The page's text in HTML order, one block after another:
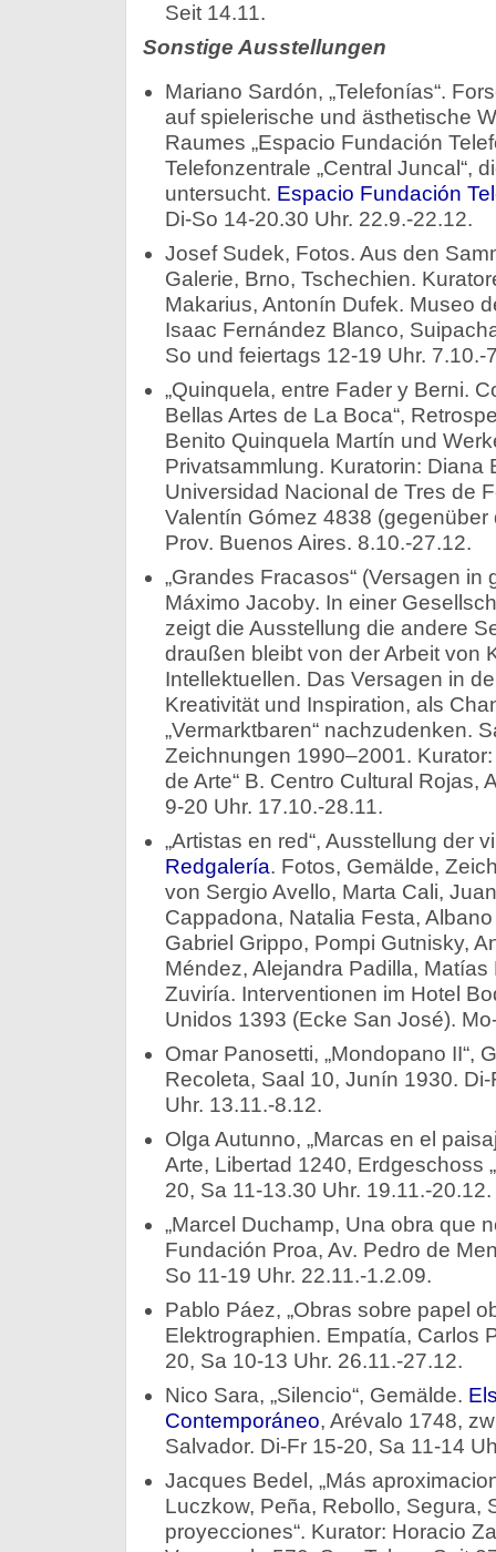
Seit 14.11.
Sonstige Ausstellungen
Mariano Sardón, „Telefonías“.
auf spielerische und ästhetische
Raumes „Espacio Fundación
Telefonzentrale „Central Juncal“,
untersucht. Espacio Fundación
Di-So 14-20.30 Uhr. 22.9.-22.12.
Josef Sudek, Fotos. Aus den
Galerie, Brno, Tschechien.
Makarius, Antonín Dufek. Museo
Isaac Fernández Blanco,
So und feiertags 12-19 Uhr. 7.10.-
„Quinquela, entre Fader y Berni.
Bellas Artes de La Boca“,
Benito Quinquela Martín und
Privatsammlung. Kuratorin: Diana
Universidad Nacional de Tres de
Valentín Gómez 4838
Prov. Buenos Aires. 8.10.-27.12.
„Grandes Fracasos“ (Versagen in
Máximo Jacoby. In einer
zeigt die Ausstellung die andere
draußen bleibt von der Arbeit von
Intellektuellen. Das Versagen in
Kreativität und Inspiration, als
„Vermarktbaren“ nachzudenken.
Zeichnungen 1990–2001.
de Arte“ B. Centro Cultural Rojas,
9-20 Uhr. 17.10.-28.11.
„Artistas en red“, Ausstellung der
Redgalería. Fotos, Gemälde,
von Sergio Avello, Marta Cali,
Cappadona, Natalia Festa,
Gabriel Grippo, Pompi Gutnisky,
Méndez, Alejandra Padilla,
Zuviría. Interventionen im Hotel
Unidos 1393 (Ecke San José).
Omar Panosetti, „Mondopano II“,
Recoleta, Saal 10, Junín 1930.
Uhr. 13.11.-8.12.
Olga Autunno, „Marcas en el
Arte, Libertad 1240, Erdgeschoss
20, Sa 11-13.30 Uhr. 19.11.-20.12.
„Marcel Duchamp, Una obra que
Fundación Proa, Av. Pedro de
So 11-19 Uhr. 22.11.-1.2.09.
Pablo Páez, „Obras sobre papel
Elektrographien. Empatía, Carlos
20, Sa 10-13 Uhr. 26.11.-27.12.
Nico Sara, „Silencio“, Gemälde.
Contemporáneo, Arévalo 1748,
Salvador. Di-Fr 15-20, Sa 11-14
Jacques Bedel, „Más
Luczkow, Peña, Rebollo, Segura,
proyecciones“. Kurator: Horacio